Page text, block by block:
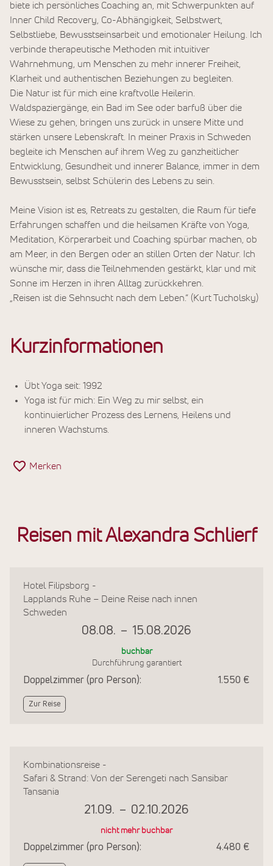
biete ich persönliches Coaching an, mit Schwerpunkten auf
Inner Child Recovery, Co-Abhängigkeit, Selbstwert,
Selbstliebe, Bewusstseinsarbeit und emotionaler Heilung. Ich
verbinde therapeutische Methoden mit intuitiver
Wahrnehmung, um Menschen zu mehr innerer Freiheit,
Klarheit und authentischen Beziehungen zu begleiten.
Die Natur ist für mich eine kraftvolle Heilerin.
Waldspaziergänge, ein Bad im See oder barfuß über die
Wiese zu gehen, bringen uns zurück in unsere Mitte und
stärken unsere Lebenskraft. In meiner Praxis in Schweden
begleite ich Menschen auf ihrem Weg zu ganzheitlicher
Entwicklung, Gesundheit und innerer Balance, immer in dem
Bewusstsein, selbst Schülerin des Lebens zu sein.
Meine Vision ist es, Retreats zu gestalten, die Raum für tiefe
Erfahrungen schaffen und die heilsamen Kräfte von Yoga,
Meditation, Körperarbeit und Coaching spürbar machen, ob
am Meer, in den Bergen oder an stillen Orten der Natur. Ich
wünsche mir, dass die Teilnehmenden gestärkt, klar und mit
Sonne im Herzen in ihren Alltag zurückkehren.
„Reisen ist die Sehnsucht nach dem Leben.“ (Kurt Tucholsky)
Kurzinformationen
Übt Yoga seit: 1992
Yoga ist für mich: Ein Weg zu mir selbst, ein
kontinuierlicher Prozess des Lernens, Heilens und
inneren Wachstums.
Merken
Reisen mit Alexandra Schlierf
Hotel Filipsborg -
Lapplands Ruhe – Deine Reise nach innen
Schweden
08.08. – 15.08.2026
buchbar
Durchführung garantiert
Doppelzimmer (pro Person): 1.550 €
Zur Reise
Kombinationsreise -
Safari & Strand: Von der Serengeti nach Sansibar
Tansania
21.09. – 02.10.2026
nicht mehr buchbar
Doppelzimmer (pro Person): 4.480 €